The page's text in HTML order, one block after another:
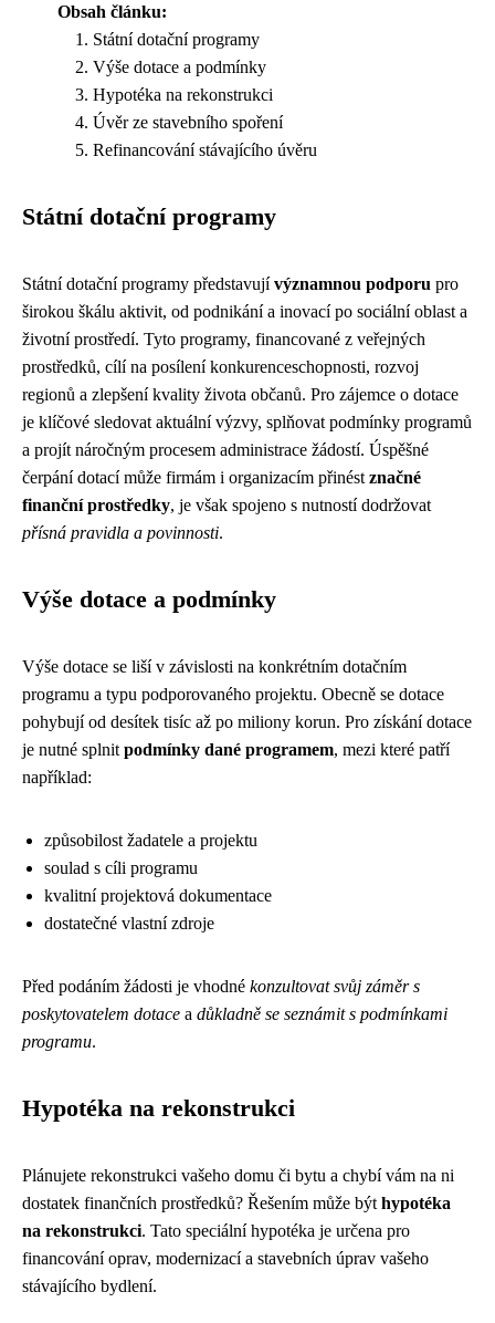
Obsah článku:
Státní dotační programy
Výše dotace a podmínky
Hypotéka na rekonstrukci
Úvěr ze stavebního spoření
Refinancování stávajícího úvěru
Státní dotační programy
Státní dotační programy představujívýznamnou podporu pro
širokou škálu aktivit, od podnikání a inovací po sociální oblast a
životní prostředí. Tyto programy, financované z veřejných
prostředků, cílí na posílení konkurenceschopnosti, rozvoj
regionů a zlepšení kvality života občanů. Pro zájemce o dotace
je klíčové sledovat aktuální výzvy, splňovat podmínky programů
a projít náročným procesem administrace žádostí. Úspěšné
čerpání dotací může firmám i organizacím přinést značné
finanční prostředky, je však spojeno s nutností dodržovat
přísná pravidla a povinnosti.
Výše dotace a podmínky
Výše dotace se liší v závislosti na konkrétním dotačním
programu a typu podporovaného projektu. Obecně se dotace
pohybují od desítek tisíc až po miliony korun. Pro získání dotace
je nutné splnit podmínky dané programem, mezi které patří
například:
způsobilost žadatele a projektu
soulad s cíli programu
kvalitní projektová dokumentace
dostatečné vlastní zdroje
Před podáním žádosti je vhodné konzultovat svůj záměr s
poskytovatelem dotace a důkladně se seznámit s podmínkami
programu.
Hypotéka na rekonstrukci
Plánujete rekonstrukci vašeho domu či bytu a chybí vám na ni
dostatek finančních prostředků? Řešením může být hypotéka
na rekonstrukci. Tato speciální hypotéka je určena pro
financování oprav, modernizací a stavebních úprav vašeho
stávajícího bydlení.